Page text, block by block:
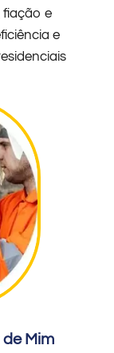
fiação e
e
Mim